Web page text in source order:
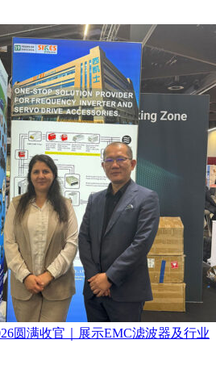
圆满收官｜展示EMC滤波器及行业